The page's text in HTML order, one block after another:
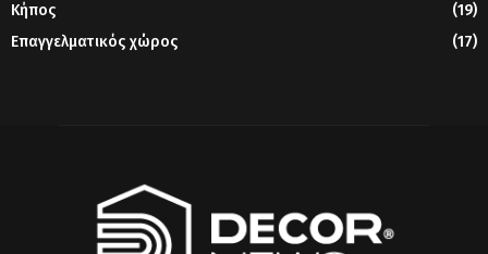
Κήπος
(19)
Επαγγελματικός χώρος
(17)